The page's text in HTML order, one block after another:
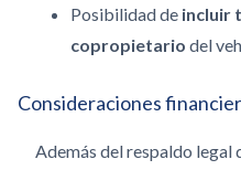
Posibilidad de incluir
copropietario del
Consideraciones
Además del respaldo legal